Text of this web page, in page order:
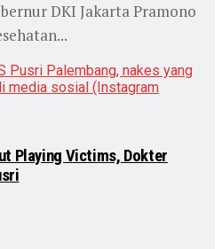
DKI Jakarta Pramono
Playing Victims, Dokter